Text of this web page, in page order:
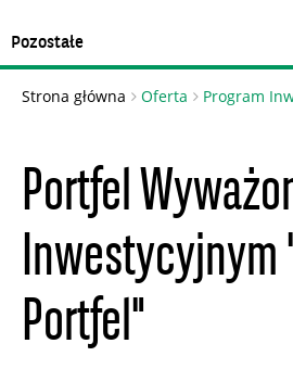
Pozostałe
Strona główna Oferta Program
Portfel
Portfel"